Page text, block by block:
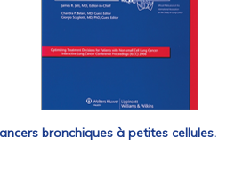
bronchiques à petites cellules.